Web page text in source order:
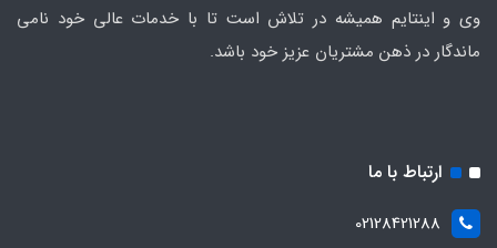
وی و اینتایم همیشه در تلاش است تا با خدمات عالی خود نامی
ماندگار در ذهن مشتریان عزیز خود باشد.
ارتباط با ما
02128421288